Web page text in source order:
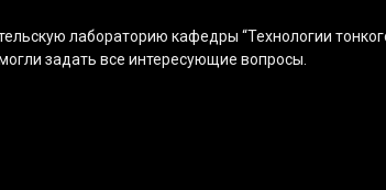
лабораторию кафедры “Технологии
задать все интересующие вопросы.